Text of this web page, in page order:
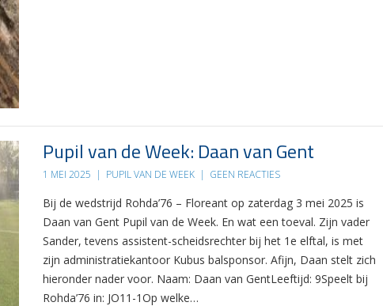
Pupil van de Week: Daan van Gent
1 MEI 2025 | PUPIL VAN DE WEEK | GEEN REACTIES
Bij de wedstrijd Rohda’76 – Floreant op zaterdag 3 mei 2025 is
Daan van Gent Pupil van de Week. En wat een toeval. Zijn vader
Sander, tevens assistent-scheidsrechter bij het 1e elftal, is met
zijn administratiekantoor Kubus balsponsor. Afijn, Daan stelt zich
hieronder nader voor. Naam: Daan van GentLeeftijd: 9Speelt bij
Rohda’76 in: JO11-1Op welke…